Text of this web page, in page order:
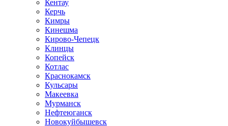
Кентау
Керчь
Кимры
Кинешма
Кирово-Чепецк
Клинцы
Копейск
Котлас
Краснокамск
Кульсары
Макеевка
Мурманск
Нефтеюганск
Новокуйбышевск